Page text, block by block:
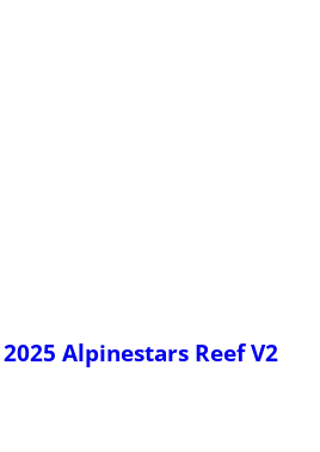
Alpinestars Reef V2